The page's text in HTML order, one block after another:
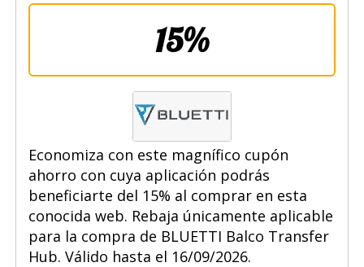
15%
Economiza con este magnífico cupón
ahorro con cuya aplicación podrás
beneficiarte del 15% al comprar en esta
conocida web. Rebaja únicamente aplicable
para la compra de BLUETTI Balco Transfer
Hub. Válido hasta el 16/09/2026.